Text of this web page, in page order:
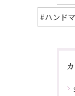
#ハンド